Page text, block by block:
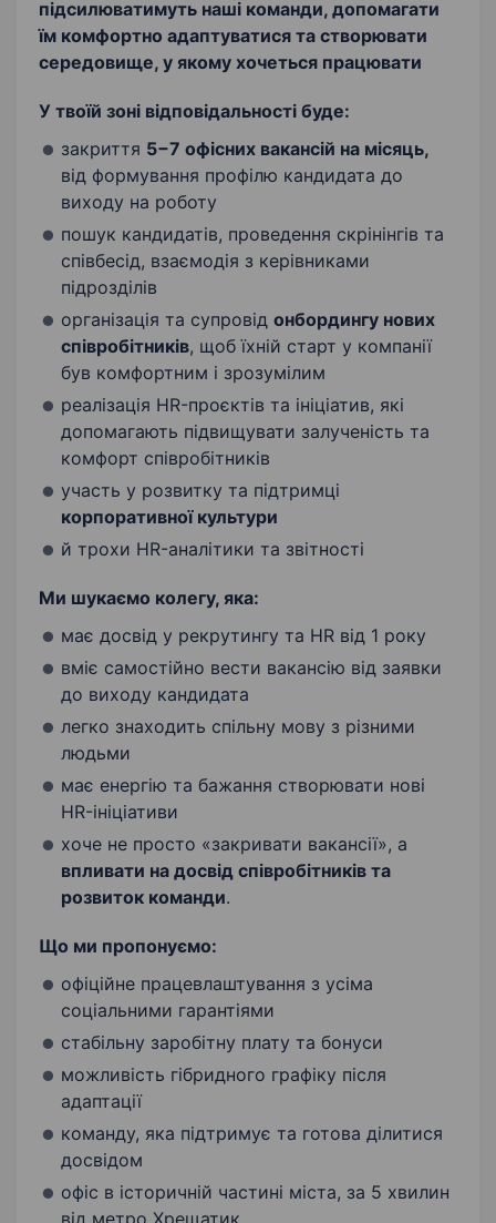
підсилюватимуть наші команди, допомагати
їм комфортно адаптуватися та створювати
середовище, у якому хочеться працювати
У твоїй зоні відповідальності буде:
закриття 5−7 офісних вакансій на місяць,
від формування профілю кандидата до
виходу на роботу
пошук кандидатів, проведення скрінінгів та
співбесід, взаємодія з керівниками
підрозділів
організація та супровід онбордингу нових
співробітників, щоб їхній старт у компанії
був комфортним і зрозумілим
реалізація HR-проєктів та ініціатив, які
допомагають підвищувати залученість та
комфорт співробітників
участь у розвитку та підтримці
корпоративної культури
й трохи HR-аналітики та звітності
Ми шукаємо колегу, яка:
має досвід у рекрутингу та HR від 1 року
вміє самостійно вести вакансію від заявки
до виходу кандидата
легко знаходить спільну мову з різними
людьми
має енергію та бажання створювати нові
HR-ініціативи
хоче не просто «закривати вакансії», а
впливати на досвід співробітників та
розвиток команди.
Що ми пропонуємо:
офіційне працевлаштування з усіма
соціальними гарантіями
стабільну заробітну плату та бонуси
можливість гібридного графіку після
адаптації
команду, яка підтримує та готова ділитися
досвідом
офіс в історичній частині міста, за 5 хвилин